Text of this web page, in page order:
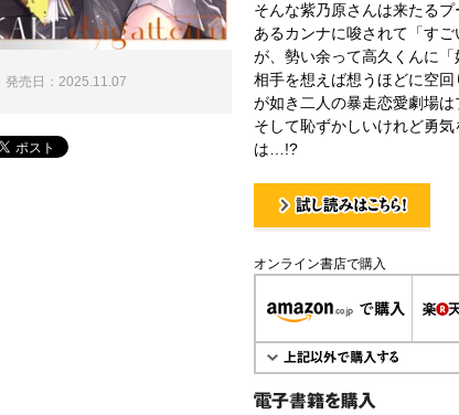
そんな紫乃原さんは来たる
あるカンナに唆されて「す
が、勢い余って高久くんに
相手を想えば想うほどに空
が如き二人の暴走恋愛劇場
そして恥ずかしいけれど勇
は…!?
オンライン書店で購入
発売日：2025.11.07